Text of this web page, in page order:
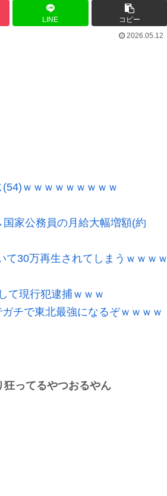
LINE
コピー
2026.05.12
ｗｗｗｗｗｗｗｗｗ
家公務員の月給大幅増額(約
て30万再生されてしまうｗｗｗｗ
て現行犯逮捕ｗｗｗ
チで東北最強になるぞｗｗｗｗ
ってるやつおるやん